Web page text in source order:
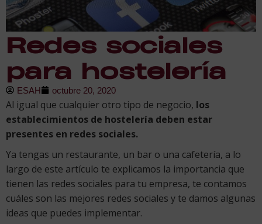
Redes sociales
para hostelería
ESAH octubre 20, 2020
Al igual que cualquier otro tipo de negocio, los
establecimientos de hostelería deben estar
presentes en redes sociales.
Ya tengas un restaurante, un bar o una cafetería, a lo
largo de este artículo te explicamos la importancia que
tienen las redes sociales para tu empresa, te contamos
cuáles son las mejores redes sociales y te damos algunas
ideas que puedes implementar.